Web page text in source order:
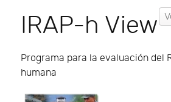
IRAP-h View
Programa para la evaluación del
humana